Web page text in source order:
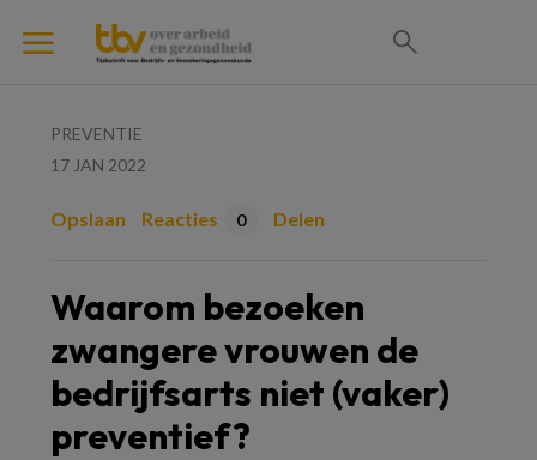
PREVENTIE
17 JAN 2022
Opslaan Reacties 0 Delen
Waarom bezoeken
zwangere vrouwen de
bedrijfsarts niet (vaker)
preventief?